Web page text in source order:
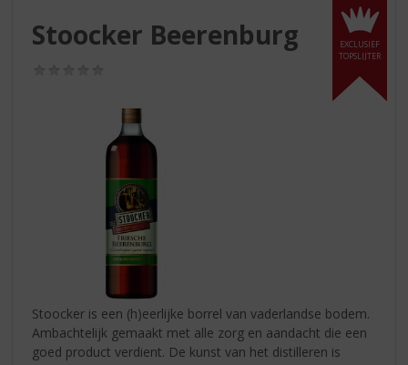
EXCLUSIEF
TOPSLIJTER
Stoocker Beerenburg
Stoocker is een (h)eerlijke borrel van vaderlandse bodem.
Ambachtelijk gemaakt met alle zorg en aandacht die een
goed product verdient. De kunst van het distilleren is